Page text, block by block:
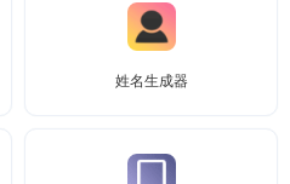
姓名生成器